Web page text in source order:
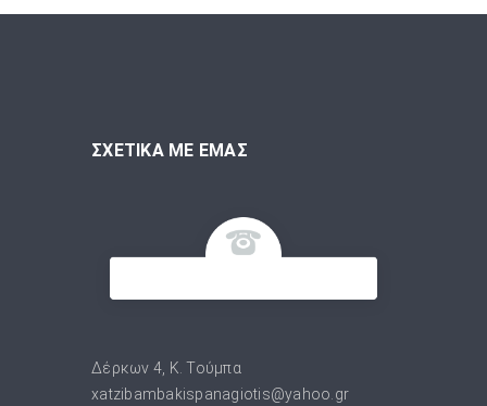
ΣΧΕΤΙΚΑ ΜΕ ΕΜΑΣ
Δέρκων 4, Κ. Τούμπα
xatzibambakispanagiotis@yahoo.gr